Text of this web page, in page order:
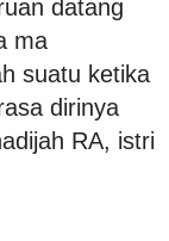
datang
ma
suatu ketika
dirinya
RA, istri